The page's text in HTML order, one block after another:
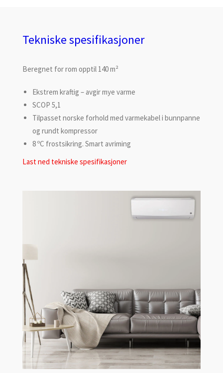
Tekniske spesifikasjoner
Beregnet for rom opptil 140 m²
Ekstrem kraftig – avgir mye varme
SCOP 5,1
Tilpasset norske forhold med varmekabel i bunnpanne
og rundt kompressor
8 ºC frostsikring. Smart avriming
Last ned tekniske spesifikasjoner